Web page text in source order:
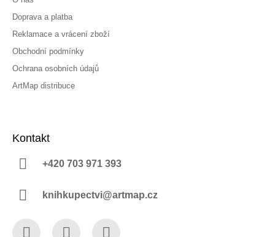
Doprava a platba
Reklamace a vrácení zboží
Obchodní podmínky
Ochrana osobních údajů
ArtMap distribuce
Kontakt
+420 703 971 393
knihkupectvi@artmap.cz